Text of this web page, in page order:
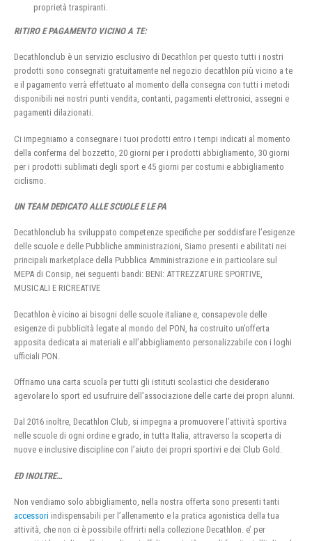
proprietà traspiranti.
RITIRO E PAGAMENTO VICINO A TE:
Decathlonclub è un servizio esclusivo di Decathlon per questo tutti i nostri
prodotti sono consegnati gratuitamente nel negozio decathlon più vicino a te
e il pagamento verrà effettuato al momento della consegna con tutti i metodi
disponibili nei nostri punti vendita, contanti, pagamenti elettronici, assegni e
pagamenti dilazionati.
Ci impegniamo a consegnare i tuoi prodotti entro i tempi indicati al momento
della conferma del bozzetto, 20 giorni per i prodotti abbigliamento, 30 giorni
per i prodotti sublimati degli sport e 45 giorni per costumi e abbigliamento
ciclismo.
UN TEAM DEDICATO ALLE SCUOLE E LE PA
Decathlonclub ha sviluppato competenze specifiche per soddisfare l’esigenze
delle scuole e delle Pubbliche amministrazioni, Siamo presenti e abilitati nei
principali marketplace della Pubblica Amministrazione e in particolare sul
MEPA di Consip, nei seguenti bandi: BENI: ATTREZZATURE SPORTIVE,
MUSICALI E RICREATIVE
Decathlon è vicino ai bisogni delle scuole italiane e, consapevole delle
esigenze di pubblicità legate al mondo del PON, ha costruito un’offerta
apposita dedicata ai materiali e all’abbigliamento personalizzabile con i loghi
ufficiali PON.
Offriamo una carta scuola per tutti gli istituti scolastici che desiderano
agevolare lo sport ed usufruire dell’associazione delle carte dei propri alunni.
Dal 2016 inoltre, Decathlon Club, si impegna a promuovere l’attività sportiva
nelle scuole di ogni ordine e grado, in tutta Italia, attraverso la scoperta di
nuove e inclusive discipline con l’aiuto dei propri sportivi e dei Club Gold.
ED INOLTRE…
Non vendiamo solo abbigliamento, nella nostra offerta sono presenti tanti
accessori indispensabili per l’allenamento e la pratica agonistica della tua
attività, che non ci è possibile offrirti nella collezione Decathlon. e’ per